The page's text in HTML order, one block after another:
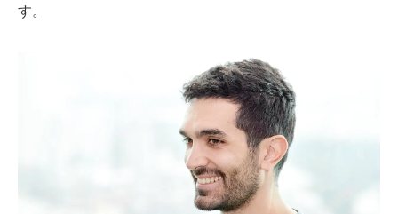
す。